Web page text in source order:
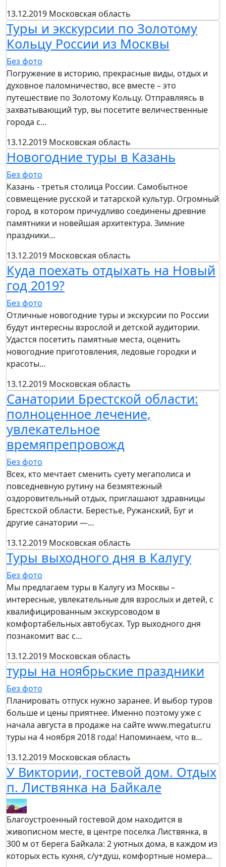
13.12.2019 Московская область
Туры и экскурсии по Золотому
Кольцу России из Москвы
Без фото
Погружение в историю, прекрасные виды, отдых и
духовное паломничество, все вместе – это
путешествие по Золотому Кольцу. Отправляясь в
захватывающий тур, вы посетите величественные
города с…
13.12.2019 Московская область
Новогодние туры в Казань
Без фото
Казань - третья столица России. Самобытное
совмещение русской и татарской культур. Огромный
город, в котором причудливо соединены древние
памятники и новейшая архитектура. Зимние
праздники…
13.12.2019 Московская область
Куда поехать отдыхать на Новый
год 2019?
Без фото
Отличные новогодние туры и экскурсии по России
будут интересны взрослой и детской аудитории.
Удастся посетить памятные места, оценить
новогодние приготовления, ледовые городки и
красоты…
13.12.2019 Московская область
Санатории Брестской области:
полноценное лечение,
увлекательное
времяпрепровожд
Без фото
Всех, кто мечтает сменить суету мегаполиса и
повседневную рутину на безмятежный
оздоровительный отдых, приглашают здравницы
Брестской области. Берестье, Ружанский, Буг и
другие санатории —…
13.12.2019 Московская область
Туры выходного дня в Калугу
Без фото
Мы предлагаем туры в Калугу из Москвы –
интересные, увлекательные для взрослых и детей, с
квалифицированным экскурсоводом в
комфортабельных автобусах. Тур выходного дня
познакомит вас с…
13.12.2019 Московская область
туры на ноябрьские праздники
Без фото
Планировать отпуск нужно заранее. И выбор туров
больше и цены приятнее. Именно поэтому уже с
начала августа в продаже на сайте www.megatur.ru
туры на 4 ноября 2018 года! Напоминаем, что в…
13.12.2019 Московская область
У Виктории, гостевой дом. Отдых
п. Листвянка на Байкале
Благоустроенный гостевой дом находится в
живописном месте, в центре поселка Листвянка, в
300 м от берега Байкала: 2 уютных дома, в каждом из
которых есть кухня, с/у+душ, комфортные номера…